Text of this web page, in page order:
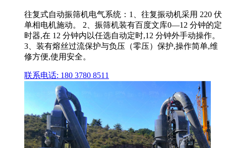
往复式自动振筛机电气系统：1、往复振动机采用 220 伏
单相电机施动。 2、振筛机装有百度文库0—12 分钟的定
时器,在 12 分钟内以任选自动定时,12 分钟外手动操作。
3、装有熔丝过流保护与负压（零压）保护,操作简单,维
修方便,使用安全。
联系电话: 180 3780 8511